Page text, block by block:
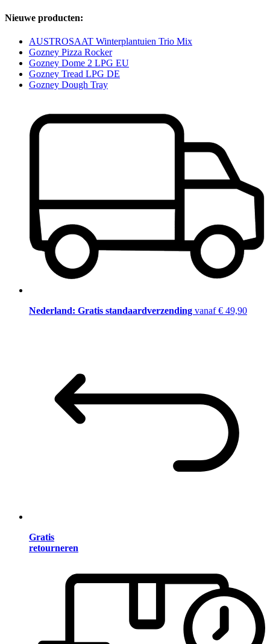
Nieuwe producten:
AUSTROSAAT Winterplantuien Trio Mix
Gozney Pizza Rocker
Gozney Dome 2 LPG EU
Gozney Tread LPG DE
Gozney Dough Tray
Nederland: Gratis standaardverzending vanaf € 49,90
Gratis
retourneren